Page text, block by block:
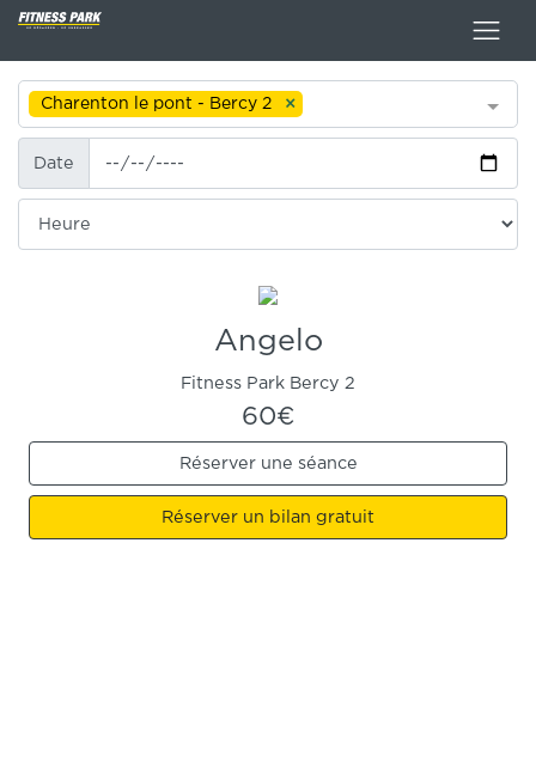
Charenton le pont - Bercy 2
Date
Angelo
Fitness Park Bercy 2
60€
Réserver une séance
Réserver un bilan gratuit